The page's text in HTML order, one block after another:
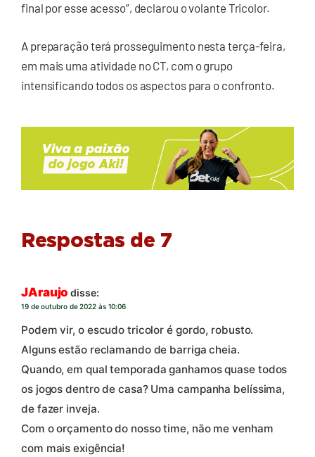
final por esse acesso”, declarou o volante Tricolor.
A preparação terá prosseguimento nesta terça-feira,
em mais uma atividade no CT, com o grupo
intensificando todos os aspectos para o confronto.
Respostas de 7
JAraujo disse:
19 de outubro de 2022 às 10:06
Podem vir, o escudo tricolor é gordo, robusto.
Alguns estão reclamando de barriga cheia.
Quando, em qual temporada ganhamos quase todos
os jogos dentro de casa? Uma campanha belíssima,
de fazer inveja.
Com o orçamento do nosso time, não me venham
com mais exigência!